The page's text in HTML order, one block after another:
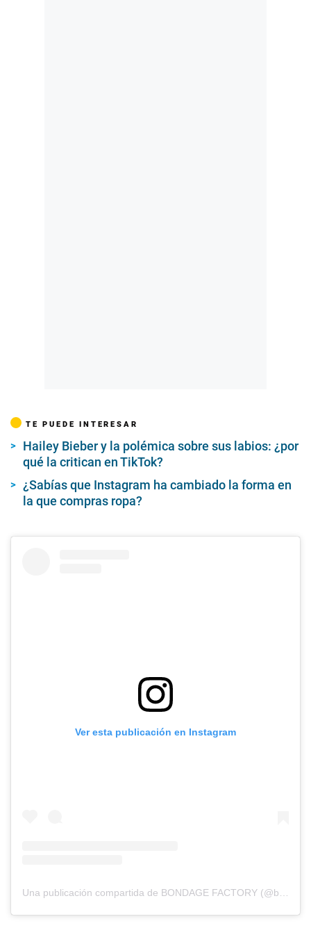
TE PUEDE INTERESAR
Hailey Bieber y la polémica sobre sus labios: ¿por
qué la critican en TikTok?
¿Sabías que Instagram ha cambiado la forma en
la que compras ropa?
Ver esta publicación en Instagram